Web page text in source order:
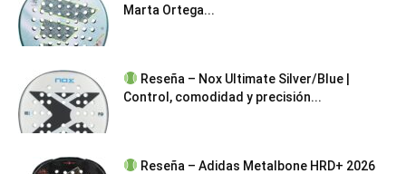
Marta Ortega...
Reseña – Nox Ultimate Silver/Blue |
Control, comodidad y precisión...
Reseña – Adidas Metalbone HRD+ 2026